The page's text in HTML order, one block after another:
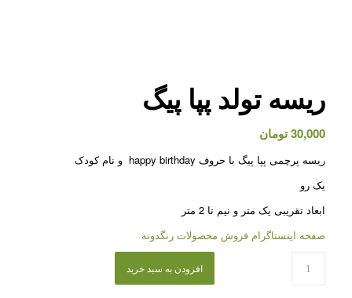
ریسه تولد پپا پیگ
30,000تومان
ریسه پرچمی پپا پیگ با حروف happy birthday و نام کودک
یک رو
ابعاد تقریبی یک متر و نیم تا 2 متر
صفحه اینستاگرام فروش محصولات رنگدونه
افزودن به سبد خرید